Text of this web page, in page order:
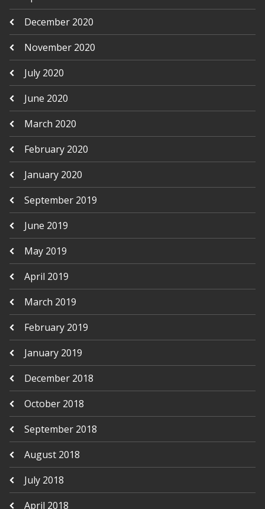
December 2020
November 2020
July 2020
June 2020
March 2020
February 2020
January 2020
September 2019
June 2019
May 2019
April 2019
March 2019
February 2019
January 2019
December 2018
October 2018
September 2018
August 2018
July 2018
April 2018